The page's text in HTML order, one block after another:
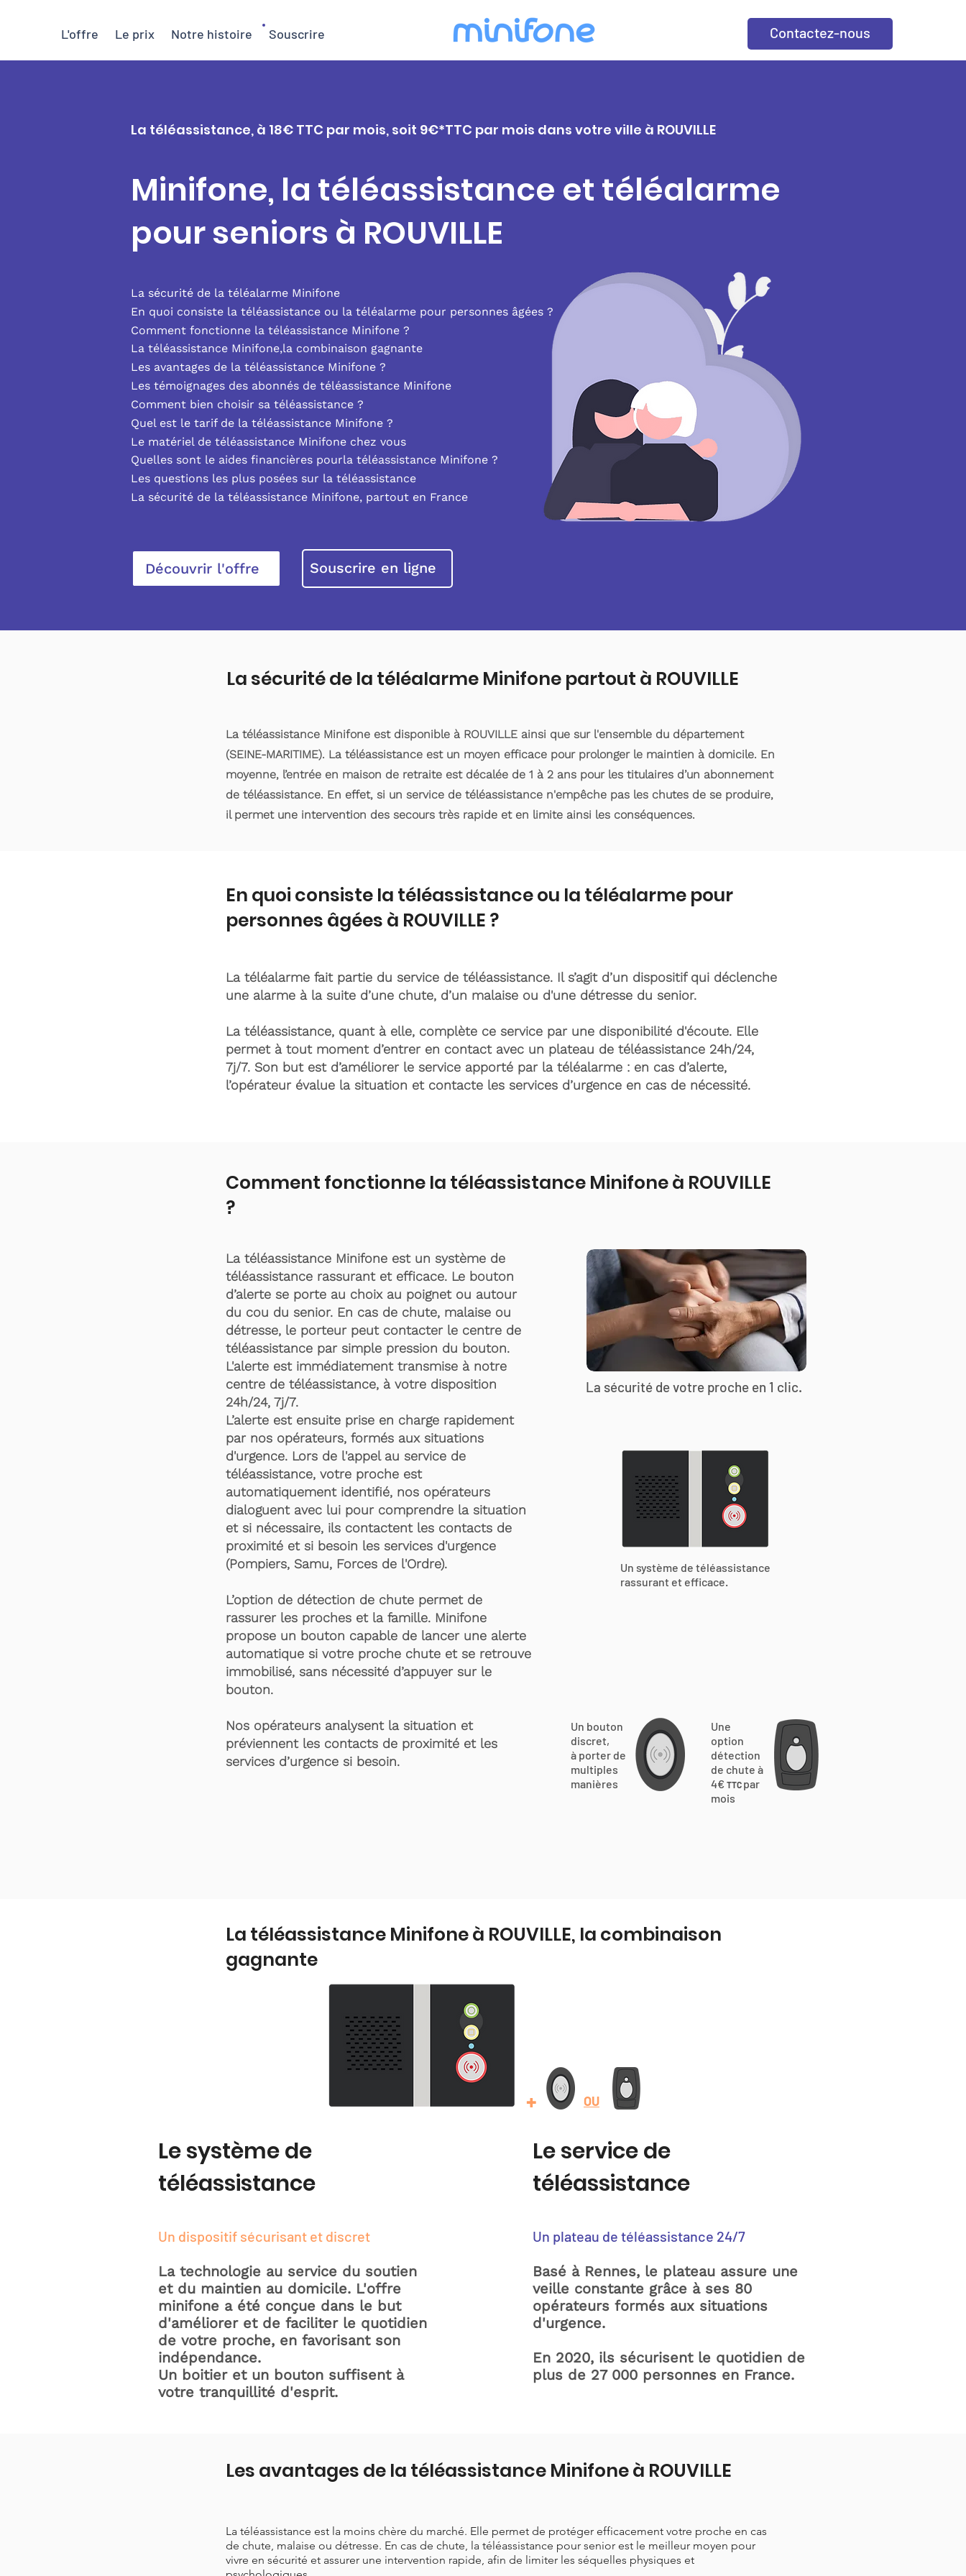
L'offre Le prix Notre histoire Souscrire Contactez-nous
La téléassistance, à 18€ TTC par mois, soit 9€*TTC par mois dans votre ville à ROUVILLE
Minifone, la téléassistance et téléalarme
pour seniors à ROUVILLE
La sécurité de la téléalarme Minifone
En quoi consiste la téléassistance ou la téléalarme pour personnes âgées ?
Comment fonctionne la téléassistance Minifone ?
La téléassistance Minifone,la combinaison gagnante
Les avantages de la téléassistance Minifone ?
Les témoignages des abonnés de téléassistance Minifone
Comment bien choisir sa téléassistance ?
Quel est le tarif de la téléassistance Minifone ?
Le matériel de téléassistance Minifone chez vous
Quelles sont le aides financières pourla téléassistance Minifone ?
Les questions les plus posées sur la téléassistance
La sécurité de la téléassistance Minifone, partout en France
Découvrir l'offre Souscrire en ligne
La sécurité de la téléalarme Minifone partout à ROUVILLE
La téléassistance Minifone est disponible à ROUVILLE ainsi que sur l'ensemble du département
(SEINE-MARITIME). La téléassistance est un moyen efficace pour prolonger le maintien à domicile. En
moyenne, l’entrée en maison de retraite est décalée de 1 à 2 ans pour les titulaires d’un abonnement
de téléassistance. En effet, si un service de téléassistance n'empêche pas les chutes de se produire,
il permet une intervention des secours très rapide et en limite ainsi les conséquences.
En quoi consiste la téléassistance ou la téléalarme pour
personnes âgées à ROUVILLE ?
La téléalarme fait partie du service de téléassistance. Il s’agit d’un dispositif qui déclenche
une alarme à la suite d’une chute, d’un malaise ou d'une détresse du senior.
La téléassistance, quant à elle, complète ce service par une disponibilité d'écoute. Elle
permet à tout moment d’entrer en contact avec un plateau de téléassistance 24h/24,
7j/7. Son but est d’améliorer le service apporté par la téléalarme : en cas d’alerte,
l’opérateur évalue la situation et contacte les services d’urgence en cas de nécessité.
Comment fonctionne la téléassistance Minifone à ROUVILLE
?
La téléassistance Minifone est un système de
téléassistance rassurant et efficace. Le bouton
d’alerte se porte au choix au poignet ou autour
du cou du senior. En cas de chute, malaise ou
détresse, le porteur peut contacter le centre de
téléassistance par simple pression du bouton.
L'alerte est immédiatement transmise à notre
centre de téléassistance, à votre disposition
24h/24, 7j/7.
L’alerte est ensuite prise en charge rapidement
par nos opérateurs, formés aux situations
d'urgence. Lors de l'appel au service de
téléassistance, votre proche est
automatiquement identifié, nos opérateurs
dialoguent avec lui pour comprendre la situation
et si nécessaire, ils contactent les contacts de
proximité et si besoin les services d'urgence
(Pompiers, Samu, Forces de l'Ordre).
L’option de détection de chute permet de
rassurer les proches et la famille. Minifone
propose un bouton capable de lancer une alerte
automatique si votre proche chute et se retrouve
immobilisé, sans nécessité d’appuyer sur le
bouton.
Nos opérateurs analysent la situation et
préviennent les contacts de proximité et les
services d’urgence si besoin.
La sécurité de votre proche en 1 clic.
Un système de téléassistance
rassurant et efficace.
Un bouton
discret,
à porter de
multiples
manières
Une
option
détection
de chute à
4€ TTC par
mois
La téléassistance Minifone à ROUVILLE, la combinaison
gagnante
Le système de
téléassistance
Un dispositif sécurisant et discret
La technologie au service du soutien
et du maintien au domicile. L'offre
minifone a été conçue dans le but
d'améliorer et de faciliter le quotidien
de votre proche, en favorisant son
indépendance.
Un boitier et un bouton suffisent à
votre tranquillité d'esprit.
+ OU
Le service de
téléassistance
Un plateau de téléassistance 24/7
Basé à Rennes, le plateau assure une
veille constante grâce à ses 80
opérateurs formés aux situations
d'urgence.
En 2020, ils sécurisent le quotidien de
plus de 27 000 personnes en France.
Les avantages de la téléassistance Minifone à ROUVILLE
La téléassistance est la moins chère du marché. Elle permet de protéger efficacement votre proche en cas
de chute, malaise ou détresse. En cas de chute, la téléassistance pour senior est le meilleur moyen pour
vivre en sécurité et assurer une intervention rapide, afin de limiter les séquelles physiques et